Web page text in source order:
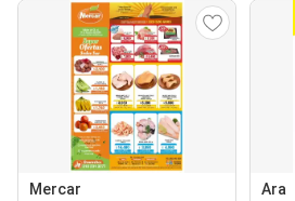
Mercar Ara